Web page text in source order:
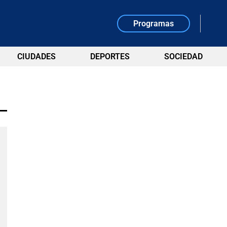
Programas
CIUDADES DEPORTES SOCIEDAD